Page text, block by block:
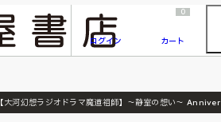
『ONE PIECE magazine 021 ONE PIECEカード付き同梱版』発売延期のご案内
ログイン
0
カート
【大河幻想ラジオドラマ魔道祖師】～静室の想い～